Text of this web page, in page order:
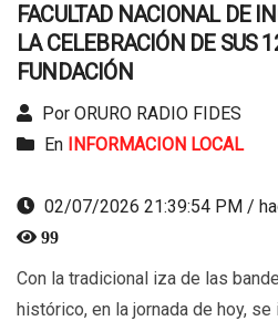
FACULTAD NACIONAL DE
LA CELEBRACIÓN DE SUS
FUNDACIÓN
Por ORURO RADIO FIDES
En INFORMACION LOCAL
02/07/2026 21:39:54 PM /
99
Con la tradicional iza de las
histórico, en la jornada de hoy,